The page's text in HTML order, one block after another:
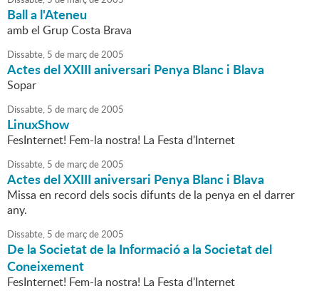
Ball a l'Ateneu
amb el Grup Costa Brava
Dissabte, 5 de marçde2005
Actes del XXIII aniversari Penya Blanc i Blava
Sopar
Dissabte, 5 de marçde2005
LinuxShow
FesInternet! Fem-la nostra! La Festa d'Internet
Dissabte, 5 de marçde2005
Actes del XXIII aniversari Penya Blanc i Blava
Missa en record dels socis difunts de la penya en el darrer
any.
Dissabte, 5 de marçde2005
De la Societat de la Informació a la Societat del
Coneixement
FesInternet! Fem-la nostra! La Festa d'Internet